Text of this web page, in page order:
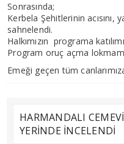
Sonrasında;
Kerbela Şehitlerinin acısını,
sahnelendi.
Halkımızın programa
Program oruç açma
Emeği geçen tüm
HARMANDALI
YERİNDE İNCELENDİ